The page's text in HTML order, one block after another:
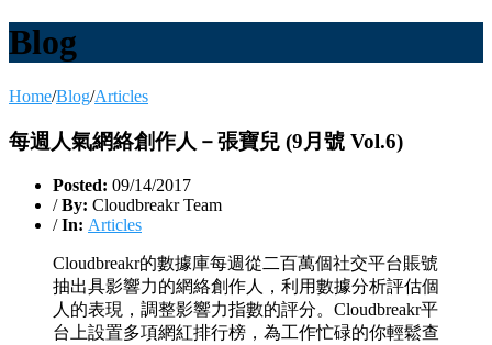
Blog
Home/Blog/Articles
每週人氣網絡創作人－張寶兒 (9月號 Vol.6)
Posted: 09/14/2017
/ By: Cloudbreakr Team
/ In: Articles
Cloudbreakr的數據庫每週從二百萬個社交平台賬號
抽出具影響力的網絡創作人，利用數據分析評估個
人的表現，調整影響力指數的評分。Cloudbreakr平
台上設置多項網紅排行榜，為工作忙碌的你輕鬆查